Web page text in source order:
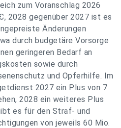
zum Voranschlag 2026
2028 gegenüber 2027 ist es
Änderungen
durch budgetäre Vorsorge
geringeren Bedarf an
sowie durch
und Opferhilfe. Im
2027 ein Plus von 7
2028 ein weiteres Plus
es für den Straf- und
von jeweils 60 Mio.